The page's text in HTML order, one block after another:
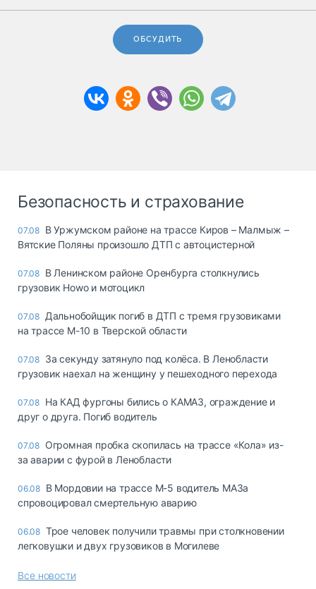
ОБСУДИТЬ
Безопасность и страхование
07.08 В Уржумском районе на трассе Киров – Малмыж –
Вятские Поляны произошло ДТП с автоцистерной
07.08 В Ленинском районе Оренбурга столкнулись
грузовик Howo и мотоцикл
07.08 Дальнобойщик погиб в ДТП с тремя грузовиками
на трассе М-10 в Тверской области
07.08 За секунду затянуло под колёса. В Ленобласти
грузовик наехал на женщину у пешеходного перехода
07.08 На КАД фургоны бились о КАМАЗ, ограждение и
друг о друга. Погиб водитель
07.08 Огромная пробка скопилась на трассе «Кола» из-
за аварии с фурой в Ленобласти
06.08 В Мордовии на трассе М-5 водитель МАЗа
спровоцировал смертельную аварию
06.08 Трое человек получили травмы при столкновении
легковушки и двух грузовиков в Могилеве
Все новости